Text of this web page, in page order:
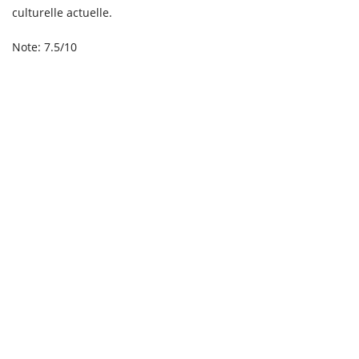
culturelle actuelle.
Note: 7.5/10